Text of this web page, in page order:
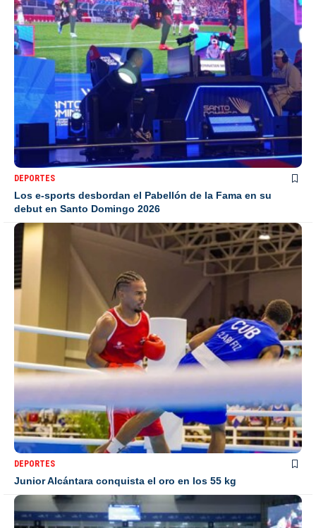
DEPORTES
Los e-sports desbordan el Pabellón de la Fama en su
debut en Santo Domingo 2026
DEPORTES
Junior Alcántara conquista el oro en los 55 kg